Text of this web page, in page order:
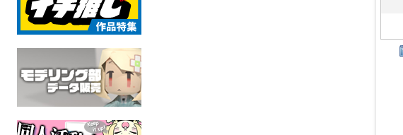
ハーボネック鎮魂曲
成人指定
セレブ達にモラルがある
か、さぁ確かめよう